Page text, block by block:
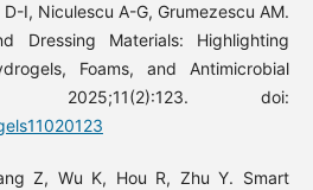
I, Niculescu A-G, Grumezescu AM.
Dressing Materials: Highlighting
Foams, and Antimicrobial
2025;11(2):123. doi:
Z, Wu K, Hou R, Zhu Y. Smart